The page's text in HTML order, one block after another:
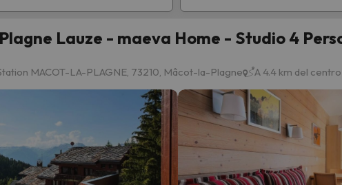
encontrado ningún resultado que coincida con tu búsqueda.
Lauze - maeva Home - Studio 4
MACOT-LA-PLAGNE, 73210, Mâcot-la-Plagne A 4.4 km del